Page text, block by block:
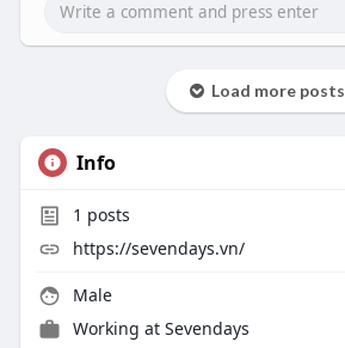
Load more posts
Info
1 posts
https://sevendays.vn/
Male
Working at Sevendays